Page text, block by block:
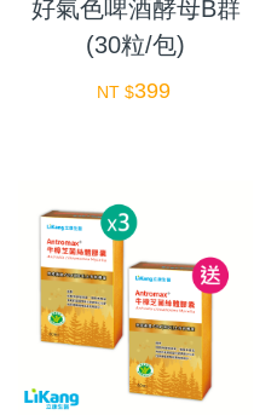
好氣色啤酒酵母B群
(30粒/包)
NT $399